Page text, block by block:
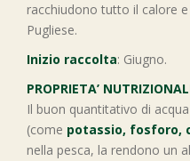
racchiudono tutto il calore
Pugliese.
Inizio raccolta: Giugno.
PROPRIETA’
Il buon quantitativo di
(come potassio, fosforo,
nella pesca, la rendono un